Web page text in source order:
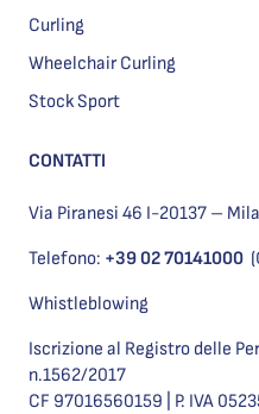
Curling
Wheelchair Curling
Stock Sport
CONTATTI
Via Piranesi 46 I-20137 –
Telefono: +39 02 70141000
Whistleblowing
Iscrizione al Registro delle
n.1562/2017
CF 97016560159 | P. IVA